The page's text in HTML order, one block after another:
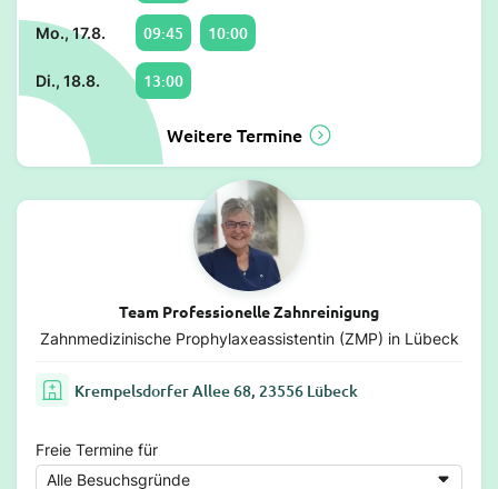
Mo., 17.8. 09:45 10:00
Di., 18.8. 13:00
Weitere Termine
Team Professionelle Zahnreinigung
Zahnmedizinische Prophylaxeassistentin (ZMP) in Lübeck
Krempelsdorfer Allee 68, 23556 Lübeck
Freie Termine für